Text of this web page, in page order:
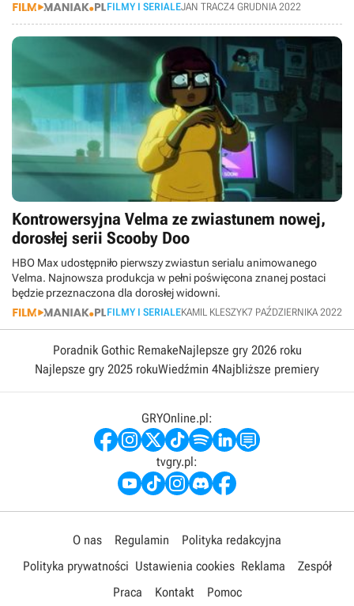
FILMY I SERIALEJAN TRACZ4 GRUDNIA 2022
Kontrowersyjna Velma ze zwiastunem nowej,
dorosłej serii Scooby Doo
HBO Max udostępniło pierwszy zwiastun serialu animowanego
Velma. Najnowsza produkcja w pełni poświęcona znanej postaci
będzie przeznaczona dla dorosłej widowni.
FILMY I SERIALEKAMIL KLESZYK7 PAŹDZIERNIKA 2022
Poradnik Gothic RemakeNajlepsze gry 2026 roku
Najlepsze gry 2025 rokuWiedźmin 4Najbliższe premiery
GRYOnline.pl:
tvgry.pl:
O nas Regulamin
Polityka redakcyjna
Polityka prywatności Ustawienia cookies Reklama
Zespół
Praca
Kontakt Pomoc